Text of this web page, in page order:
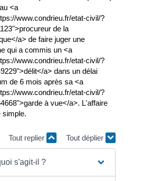
<a
www.condrieu.fr/etat-civil/?
de la
a> de faire juger une
qui a commis un <a
www.condrieu.fr/etat-civil/?
a> dans un délai
de 6 mois après sa <a
www.condrieu.fr/etat-civil/?
à vue</a>. L'affaire
simple.
Tout replier Tout déplier
s'agit-il ?